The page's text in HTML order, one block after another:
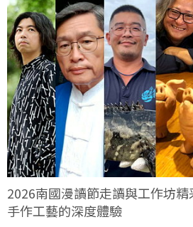
2026南國漫讀節走讀與工作坊精
手作工藝的深度體驗